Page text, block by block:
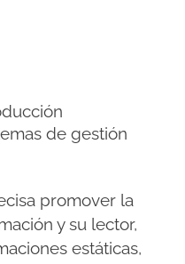
de gestión
promover la
y su lector,
estáticas,